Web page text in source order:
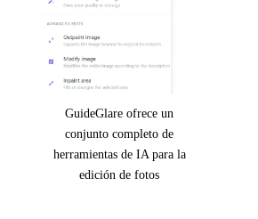
GuideGlare ofrece un
conjunto completo de
herramientas de IA para la
edición de fotos